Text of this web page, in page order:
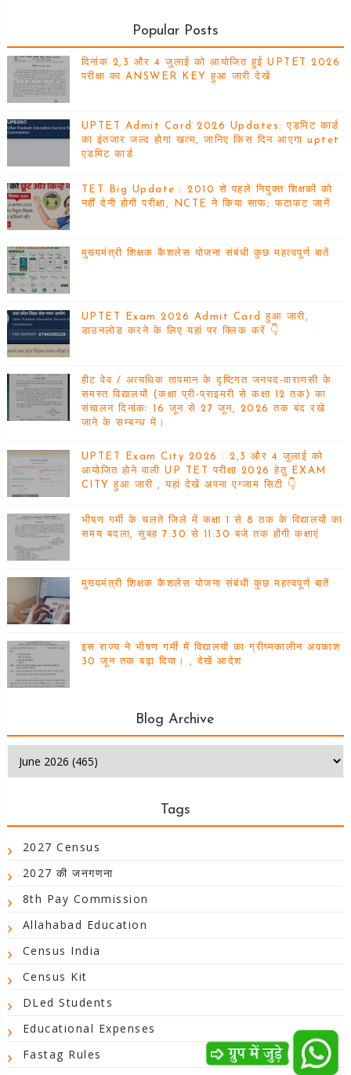
Popular Posts
दिनांक 2,3 और 4 जुलाई को आयोजित हुई UPTET 2026
परीक्षा का ANSWER KEY हुआ जारी देखें
UPTET Admit Card 2026 Updates: एडमिट कार्ड
का इंतजार जल्द होगा खत्म, जानिए किस दिन आएगा uptet
एडमिट कार्ड
TET Big Update : 2010 से पहले नियुक्त शिक्षकों को
नहीं देनी होगी परीक्षा, NCTE ने किया साफ; फटाफट जानें
मुख्यमंत्री शिक्षक कैशलेस योजना संबंधी कुछ महत्वपूर्ण बातें
UPTET Exam 2026 Admit Card हुआ जारी,
डाउनलोड करने के लिए यहां पर क्लिक करें 👇
हीट वेव / अत्यधिक तापमान के दृष्टिगत जनपद-वाराणसी के
समस्त विद्यालयों (कक्षा प्री-प्राइमरी से कक्षा 12 तक) का
संचालन दिनांकः 16 जून से 27 जून, 2026 तक बंद रखे
जाने के सम्बन्ध में।
UPTET Exam City 2026 : 2,3 और 4 जुलाई को
आयोजित होने वाली UP TET परीक्षा 2026 हेतु EXAM
CITY हुआ जारी , यहां देखें अपना एग्जाम सिटी 👇
भीषण गर्मी के चलते जिले में कक्षा 1 से 8 तक के विद्यालयों का
समय बदला, सुबह 7:30 से 11:30 बजे तक होंगी कक्षाएं
मुख्यमंत्री शिक्षक कैशलेस योजना संबंधी कुछ महत्वपूर्ण बातें
इस राज्य ने भीषण गर्मी में विद्यालयों का ग्रीष्मकालीन अवकाश
30 जून तक बढ़ा दिया। , देखें आदेश
Blog Archive
Tags
2027 Census
2027 की जनगणना
8th Pay Commission
Allahabad Education
Census India
Census Kit
DLed Students
Educational Expenses
Fastag Rules